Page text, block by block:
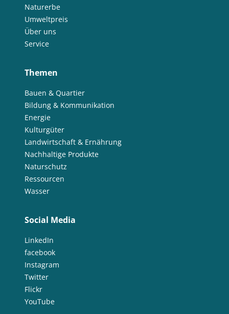
Naturerbe
Umweltpreis
Über uns
Service
Themen
Bauen & Quartier
Bildung & Kommunikation
Energie
Kulturgüter
Landwirtschaft & Ernährung
Nachhaltige Produkte
Naturschutz
Ressourcen
Wasser
Social Media
LinkedIn
facebook
Instagram
Twitter
Flickr
YouTube